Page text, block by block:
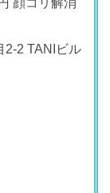
顔コリ解消
2-2 TANIビル